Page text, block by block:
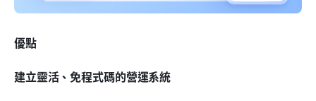
優點
建立靈活、免程式碼的營運系統